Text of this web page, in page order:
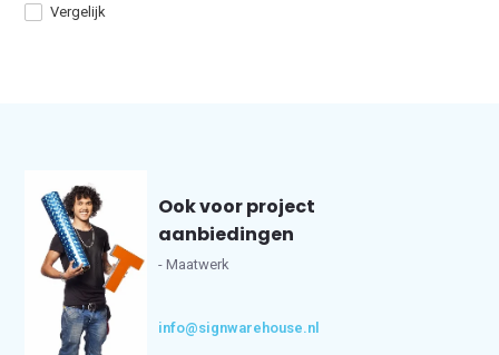
Vergelijk
Ook voor project
aanbiedingen
- Maatwerk
info@signwarehouse.nl